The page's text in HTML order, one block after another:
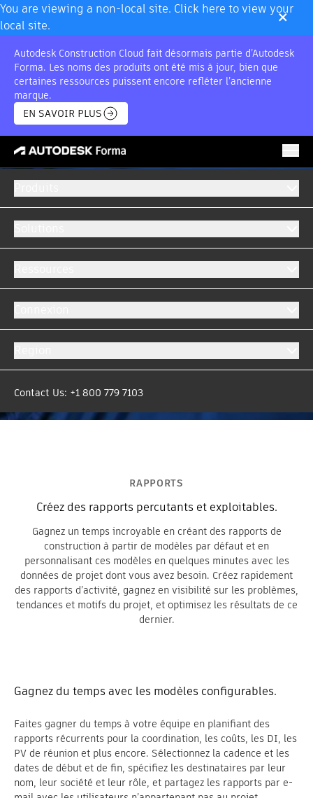
You are viewing a non-local site. Click here to view your
local site.
×
Autodesk Construction Cloud fait désormais partie d’Autodesk
Forma. Les noms des produits ont été mis à jour, bien que
certaines ressources puissent encore refléter l’ancienne
marque.
EN SAVOIR PLUS
Contact Us: +1 800 779 7103
RAPPORTS
Créez des rapports percutants et exploitables.
Gagnez un temps incroyable en créant des rapports de
construction à partir de modèles par défaut et en
personnalisant ces modèles en quelques minutes avec les
données de projet dont vous avez besoin. Créez rapidement
des rapports d’activité, gagnez en visibilité sur les problèmes,
tendances et motifs du projet, et optimisez les résultats de ce
dernier.
Gagnez du temps avec les modèles configurables.
Faites gagner du temps à votre équipe en planifiant des
rapports récurrents pour la coordination, les coûts, les DI, les
PV de réunion et plus encore. Sélectionnez la cadence et les
dates de début et de fin, spécifiez les destinataires par leur
nom, leur société et leur rôle, et partagez les rapports par e-